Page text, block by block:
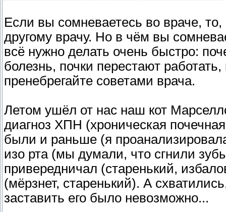
Если вы сомневаетесь во враче,
другому врачу. Но в чём вы
всё нужно делать очень быстро:
болезнь, почки перестают
пренебрегайте советами врача.
Летом ушёл от нас наш кот
диагноз ХПН (хроническая
были и раньше (я
изо рта (мы думали, что сгнили
привередничал (старенький,
(мёрзнет, старенький). А
заставить его было невозможно...